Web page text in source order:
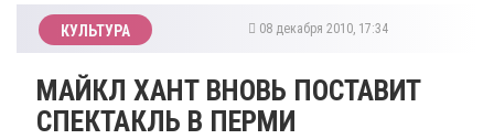
КУЛЬТУРА 08 декабря 2010, 17:34
МАЙКЛ ХАНТ ВНОВЬ ПОСТАВИТ
СПЕКТАКЛЬ В ПЕРМИ